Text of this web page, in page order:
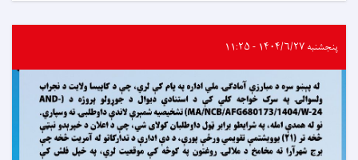
پنجشنبه ۱۴۰۴/۶/۲۷ - ۱۱:۲۵